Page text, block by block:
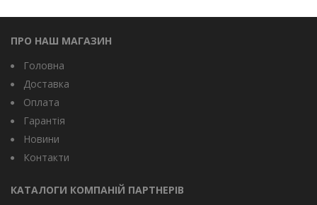
ПРО НАШ МАГАЗИН
Головна
Доставка
Оплата
Гарантія
Новини
Контакти
КАТАЛОГИ КОМПАНІЙ ПАРТНЕРІВ